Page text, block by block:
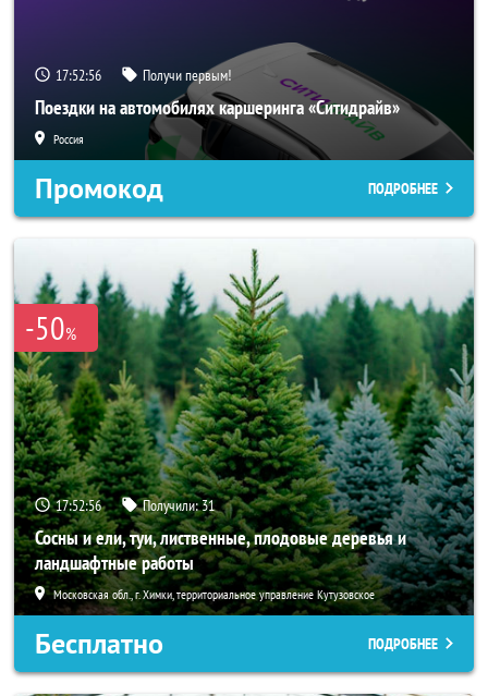
17:52:55 Получи первым!
Поездки на автомобилях каршеринга «Ситидрайв»
Россия
Промокод ПОДРОБНЕЕ
-50%
17:52:55 Получили:31
Сосны и ели, туи, лиственные, плодовые деревья и
ландшафтные работы
Московская обл., г. Химки, территориальное управление Кутузовское
Бесплатно ПОДРОБНЕЕ